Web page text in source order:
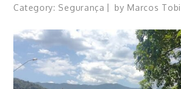
Category: Segurança by Marcos